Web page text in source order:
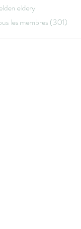
eldery
les membres (301)